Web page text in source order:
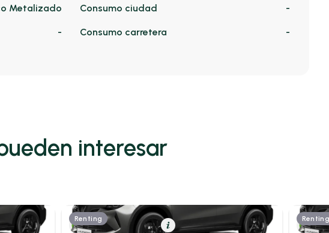
Metalizado
-
Consumo ciudad -
Consumo carretera -
interesar
Renting
Híbrido (Gasolina) Resumen
Renting